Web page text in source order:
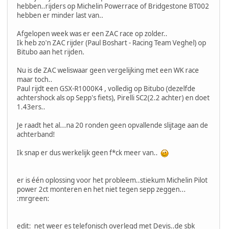
hebben..rijders op Michelin Powerrace of Bridgestone BT002
hebben er minder last van..
Afgelopen week was er een ZAC race op zolder..
Ik heb zo'n ZAC rijder (Paul Boshart - Racing Team Veghel) op
Bitubo aan het rijden.
Nu is de ZAC weliswaar geen vergelijking met een WK race
maar toch..
Paul rijdt een GSX-R1000K4 , volledig op Bitubo (dezelfde
achtershock als op Sepp's fiets), Pirelli SC2(2.2 achter) en doet
1.43ers..
Je raadt het al...na 20 ronden geen opvallende slijtage aan de
achterband!
Ik snap er dus werkelijk geen f*ck meer van..
er is één oplossing voor het probleem..stiekum Michelin Pilot
power 2ct monteren en het niet tegen sepp zeggen...
:mrgreen:
edit: net weer es telefonisch overlegd met Devis..de sbk